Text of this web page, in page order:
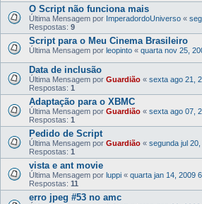
O Script não funciona mais
Última Mensagem por ImperadordoUniverso «
Respostas: 9
Script para o Meu Cinema Brasileiro
Última Mensagem por leopinto « quarta nov 25,
Data de inclusão
Última Mensagem por Guardião « sexta ago 21,
Respostas: 1
Adaptação para o XBMC
Última Mensagem por Guardião « sexta ago 07,
Respostas: 1
Pedido de Script
Última Mensagem por Guardião « segunda jul
Respostas: 1
vista e ant movie
Última Mensagem por luppi « quarta jan 14, 2009
Respostas: 11
erro jpeg #53 no amc